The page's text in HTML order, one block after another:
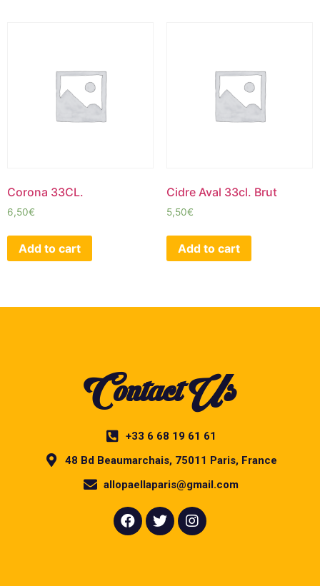
Corona 33CL.
6,50€
Add to cart
Cidre Aval 33cl. Brut
5,50€
Add to cart
Contact Us
+33 6 68 19 61 61
48 Bd Beaumarchais, 75011 Paris, France
allopaellaparis@gmail.com